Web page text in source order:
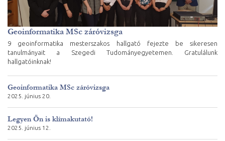
Geoinformatika MSc záróvizsga
9 geoinformatika mesterszakos hallgató fejezte be sikeresen
tanulmányait a Szegedi Tudományegyetemen. Gratulálunk
hallgatóinknak!
Geoinformatika MSc záróvizsga
2025. június 20.
Legyen Ön is klímakutató!
2025. június 12.